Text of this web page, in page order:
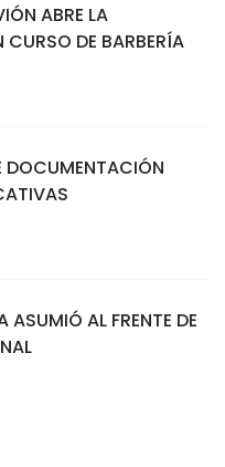
ABRE LA
DE BARBERÍA
DOCUMENTACIÓN
AL FRENTE DE